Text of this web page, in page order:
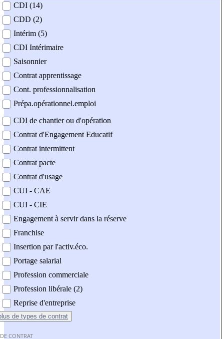
contrat
CDI (14)
CDD (2)
Intérim (5)
CDI Intérimaire
Saisonnier
Contrat apprentissage
Cont. professionnalisation
Prépa.opérationnel.emploi
CDI de chantier ou d'opération
Contrat d'Engagement Educatif
Contrat intermittent
Contrat pacte
Contrat d'usage
CUI - CAE
CUI - CIE
Engagement à servir dans la réserve
Franchise
Insertion par l'activ.éco.
Portage salarial
Profession commerciale
Profession libérale (2)
Reprise d'entreprise
de types de contrat
CONTRAT